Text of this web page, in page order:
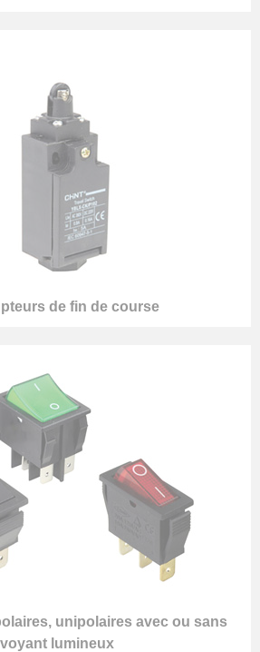
de fin de course
unipolaires avec ou sans
voyant lumineux